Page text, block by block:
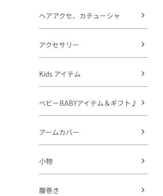
ヘアアクセ、カチューシャ
アクセサリー
Kids アイテム
ベビーBABYアイテム＆ギフト♪
アームカバー
小物
腹巻き